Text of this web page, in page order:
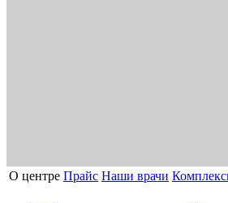
О центре Прайс Наши врачи